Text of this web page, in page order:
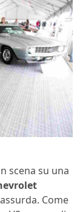
scena su una
Come